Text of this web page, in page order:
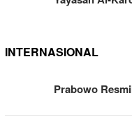
INTERNASIONAL
Prabowo